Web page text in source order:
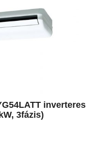
inverteres
3fázis)